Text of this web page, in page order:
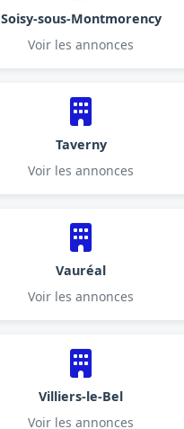
Soisy-sous-Montmorency
Voir les annonces
Taverny
Voir les annonces
Vauréal
Voir les annonces
Villiers-le-Bel
Voir les annonces